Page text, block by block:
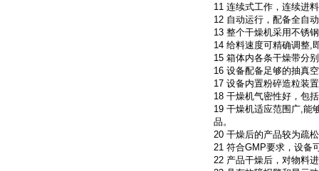
11 连续式工作，连续进
12 自动运行，配备全自
13 整个干燥机采用不锈
14 给料速度可精确调整,
15 箱体内各条干燥带分
16 设备配备足够的抽真
17 设备内置粉碎造粒装
18 干燥机气密性好，包
19 干燥机适应范围广,能
品。
20 干燥后的产品较为疏
21 符合GMP要求，设备
22 产品干燥后，对物料